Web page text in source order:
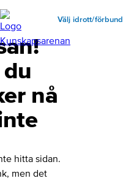
Välj idrott/förbund
nå
hitta sidan.
men det